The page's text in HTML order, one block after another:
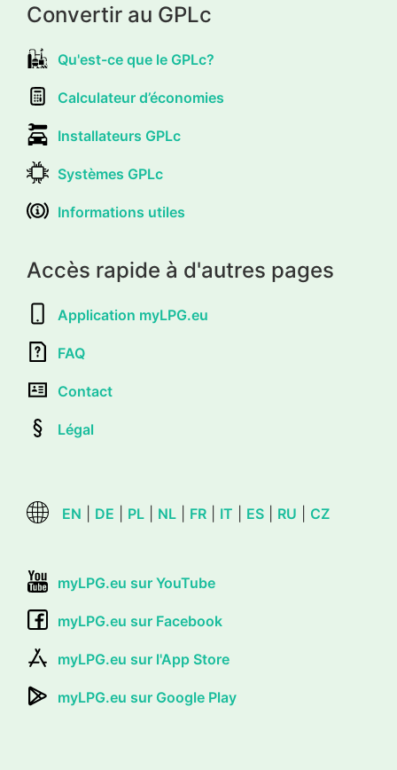
Convertir au GPLc
Qu'est-ce que le GPLc?
Calculateur d’économies
Installateurs GPLc
Systèmes GPLc
Informations utiles
Accès rapide à d'autres pages
Application myLPG.eu
FAQ
Contact
Légal
EN DE PL NL FR IT ES RU CZ
myLPG.eu sur YouTube
myLPG.eu sur Facebook
myLPG.eu sur l'App Store
myLPG.eu sur Google Play